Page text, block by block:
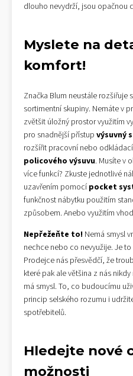
dlouho nevydrží, jsou opačnou
Myslete na
komfort!
Značka Blum neustále rozšiřuje
sortimentní skupiny. Nemáte v
zvětšit úložný prostor využitím
pro snadnější přístup výsuvný
rozšířit pracovní nebo
policového výsuvu. Musíte v
více funkcí? Zkuste jednotlivé
uzavřením pomocí pocket
funkčnost nábytku použitím
způsobem. Anebo využitím
Nepřežeňte to! Nemá smysl
nechce nebo co nevyužije. Je
Prodejce nás přesvědčí, že
které pak ale většina z nás
má smysl. To, co budoucímu
princip selského rozumu i
spotřebitelů.
Hledejte nové
možnosti